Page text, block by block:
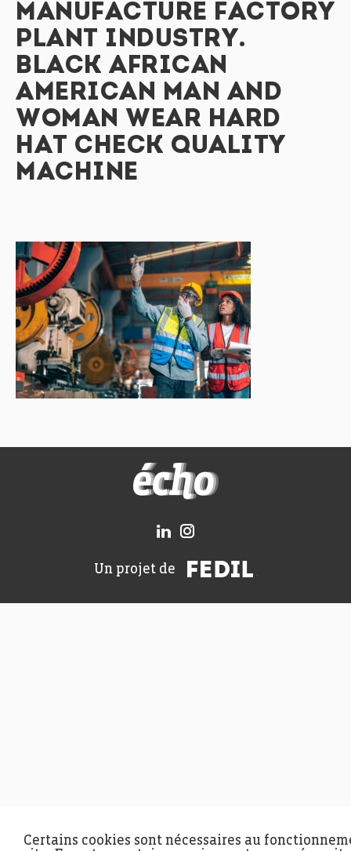
MANUFACTURE FACTORY
PLANT INDUSTRY.
BLACK AFRICAN
AMERICAN MAN AND
WOMAN WEAR HARD
HAT CHECK QUALITY
MACHINE
Un projet de
Certains cookies sont nécessaires au